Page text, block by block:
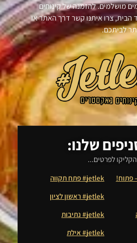
מושלמים. להזמנה של קינוחים
הבית, צרו איתנו קשר דרך האתר או
לביתכם.
שלנו:
הקליקו לפרטים...
jetlek# פתח תקווה
jetlek# ראשון לציון
jetlek# נתיבות
jetlek# אילת